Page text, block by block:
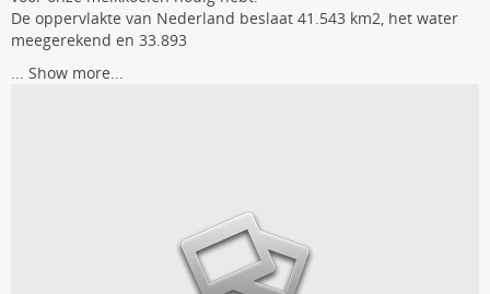
De oppervlakte van Nederland beslaat 41.543 km2, het water
meegerekend en 33.893
... Show more...